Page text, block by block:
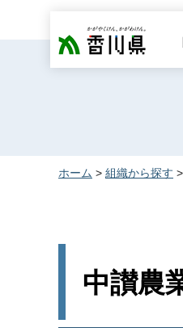
香川県
ホーム > 組織から探す >
中讃農